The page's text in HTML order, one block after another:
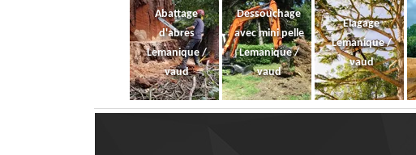
Abattage
d'abres
Lemanique /
vaud
Dessouchage
avec mini pelle
Lemanique /
vaud
Elagage
Lemanique /
vaud